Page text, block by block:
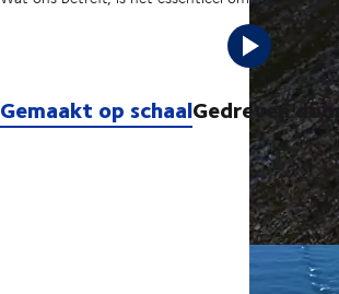
Gemaakt op schaalGedreven